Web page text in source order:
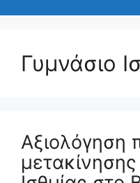
Γυμνάσιο
Αξιολόγηση